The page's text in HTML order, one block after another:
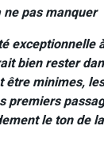
ne pas manquer
exceptionnelle
bien rester
être minimes,
premiers
le ton de